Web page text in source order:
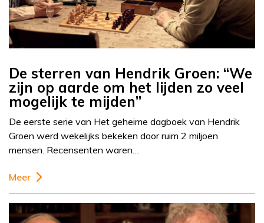
De sterren van Hendrik Groen: “We
zijn op aarde om het lijden zo veel
mogelijk te mijden”
De eerste serie van Het geheime dagboek van Hendrik
Groen werd wekelijks bekeken door ruim 2 miljoen
mensen. Recensenten waren…
Meer